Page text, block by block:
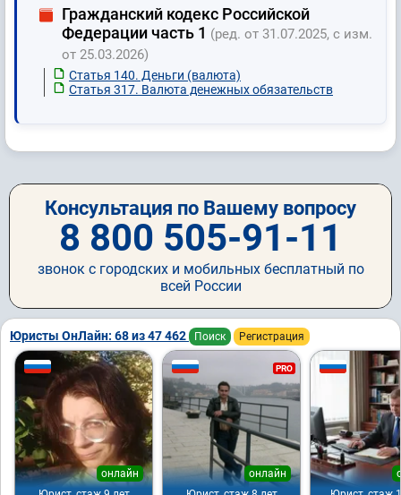
Гражданский кодекс Российской
Федерации часть 1 (ред. от 31.07.2025, с изм.
от 25.03.2026)
Статья 140. Деньги (валюта)
Статья 317. Валюта денежных обязательств
Консультация по Вашему вопросу
8 800 505-91-11
звонок с городских и мобильных бесплатный по
всей России
Юристы ОнЛайн: 68 из 47 462 Поиск Регистрация
онлайн
PRO
онлайн